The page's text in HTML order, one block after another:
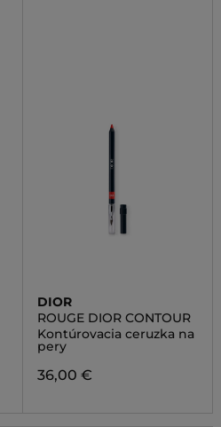
DIOR
ROUGE DIOR CONTOUR
Kontúrovacia ceruzka na
pery
36,00 €